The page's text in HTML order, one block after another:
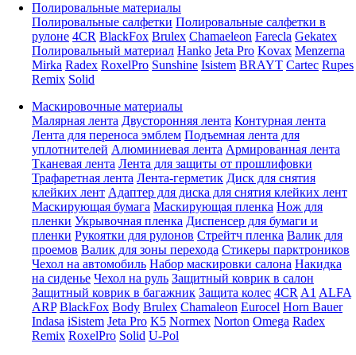
Полировальные материалы
Полировальные салфетки Полировальные салфетки в
рулоне 4CR BlackFox Brulex Chamaeleon Farecla Gekatex
Полировальный материал Hanko Jeta Pro Kovax Menzerna
Mirka Radex RoxelPro Sunshine Isistem BRAYT Cartec Rupes
Remix Solid
Маскировочные материалы
Малярная лента Двусторонняя лента Контурная лента
Лента для переноса эмблем Подъемная лента для
уплотнителей Алюминиевая лента Армированная лента
Тканевая лента Лента для защиты от прошлифовки
Трафаретная лента Лента-герметик Диск для снятия
клейких лент Адаптер для диска для снятия клейких лент
Маскирующая бумага Маскирующая пленка Нож для
пленки Укрывочная пленка Диспенсер для бумаги и
пленки Рукоятки для рулонов Стрейтч пленка Валик для
проемов Валик для зоны перехода Стикеры парктроников
Чехол на автомобиль Набор маскировки салона Накидка
на сиденье Чехол на руль Защитный коврик в салон
Защитный коврик в багажник Защита колес 4CR A1 ALFA
ARP BlackFox Body Brulex Chamaleon Eurocel Horn Bauer
Indasa iSistem Jeta Pro K5 Normex Norton Omega Radex
Remix RoxelPro Solid U-Pol